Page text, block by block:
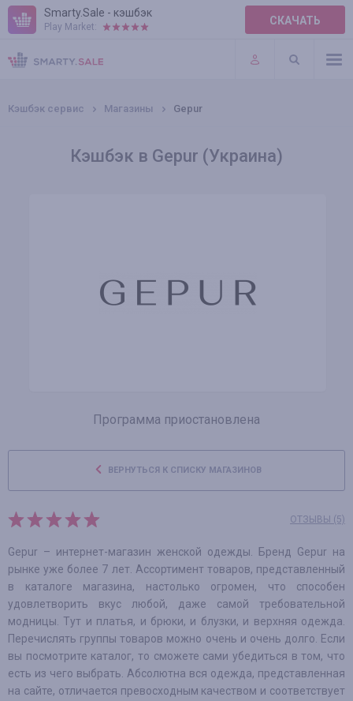
Smarty.Sale - кэшбэк
Play Market: СКАЧАТЬ
ПРАВИЛА
ПЛАГИНЫ
Кэшбэк сервис Магазины Gepur
Кэшбэк в Gepur (Украина)
Программа приостановлена
ВЕРНУТЬСЯ К СПИСКУ МАГАЗИНОВ
ОТЗЫВЫ (5)
Gepur – интернет-магазин женской одежды. Бренд Gepur на
рынке уже более 7 лет. Ассортимент товаров, представленный
в каталоге магазина, настолько огромен, что способен
удовлетворить вкус любой, даже самой требовательной
модницы. Тут и платья, и брюки, и блузки, и верхняя одежда.
Перечислять группы товаров можно очень и очень долго. Если
вы посмотрите каталог, то сможете сами убедиться в том, что
есть из чего выбрать. Абсолютна вся одежда, представленная
на сайте, отличается превосходным качеством и соответствует